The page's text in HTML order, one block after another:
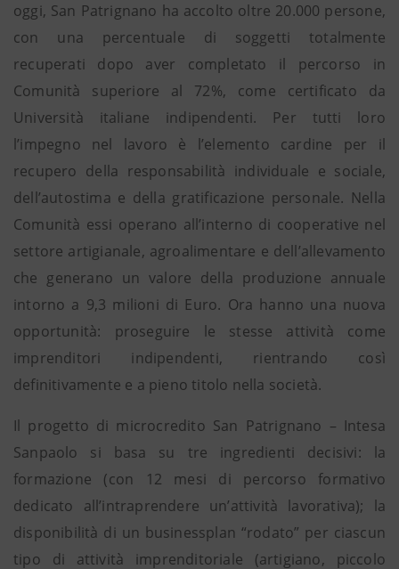
oggi, San Patrignano ha accolto oltre 20.000 persone,
con una percentuale di soggetti totalmente
recuperati dopo aver completato il percorso in
Comunità superiore al 72%, come certificato da
Università italiane indipendenti. Per tutti loro
l’impegno nel lavoro è l’elemento cardine per il
recupero della responsabilità individuale e sociale,
dell’autostima e della gratificazione personale. Nella
Comunità essi operano all’interno di cooperative nel
settore artigianale, agroalimentare e dell’allevamento
che generano un valore della produzione annuale
intorno a 9,3 milioni di Euro. Ora hanno una nuova
opportunità: proseguire le stesse attività come
imprenditori indipendenti, rientrando così
definitivamente e a pieno titolo nella società.
Il progetto di microcredito San Patrignano – Intesa
Sanpaolo si basa su tre ingredienti decisivi: la
formazione (con 12 mesi di percorso formativo
dedicato all’intraprendere un’attività lavorativa); la
disponibilità di un businessplan “rodato” per ciascun
tipo di attività imprenditoriale (artigiano, piccolo